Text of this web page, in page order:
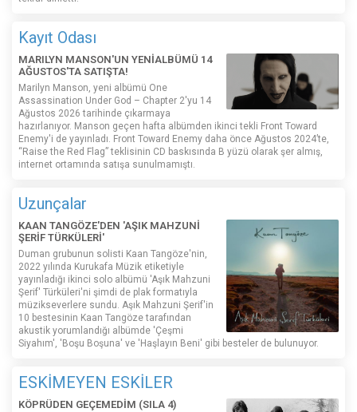
Kayıt Odası
MARILYN MANSON'UN YENİALBÜMÜ 14
AĞUSTOS'TA SATIŞTA!
Marilyn Manson, yeni albümü One
Assassination Under God – Chapter 2'yu 14
Ağustos 2026 tarihinde çıkarmaya
hazırlanıyor. Manson geçen hafta albümden ikinci tekli Front Toward
Enemy'i de yayınladı. Front Toward Enemy daha önce Ağustos 2024’te,
“Raise the Red Flag” teklisinin CD baskısında B yüzü olarak şer almış,
internet ortamında satışa sunulmamıştı.
Uzunçalar
KAAN TANGÖZE'DEN 'AŞIK MAHZUNİ
ŞERİF TÜRKÜLERİ'
Duman grubunun solisti Kaan Tangöze'nin,
2022 yılında Kurukafa Müzik etiketiyle
yayınladığı ikinci solo albümü 'Aşık Mahzuni
Şerif' Türküleri'ni şimdi de plak formatıyla
müzikseverlere sundu. Aşık Mahzuni Şerif'in
10 bestesinin Kaan Tangöze tarafından
akustik yorumlandığı albümde 'Çeşmi
Siyahım', 'Boşu Boşuna' ve 'Haşlayın Beni' gibi besteler de bulunuyor.
ESKİMEYEN ESKİLER
KÖPRÜDEN GEÇEMEDİM (SILA 4)